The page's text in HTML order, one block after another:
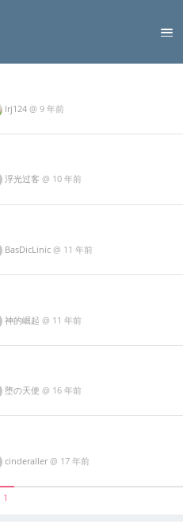
lrj124 @ 9 年前
浮光过客 @ 10 年前
BasDicLinic @ 11 年前
神的崛起 @ 11 年前
堕の天使 @ 16 年前
cinderaller @ 17 年前
1